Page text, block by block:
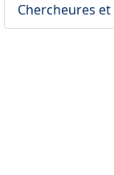
Chercheures